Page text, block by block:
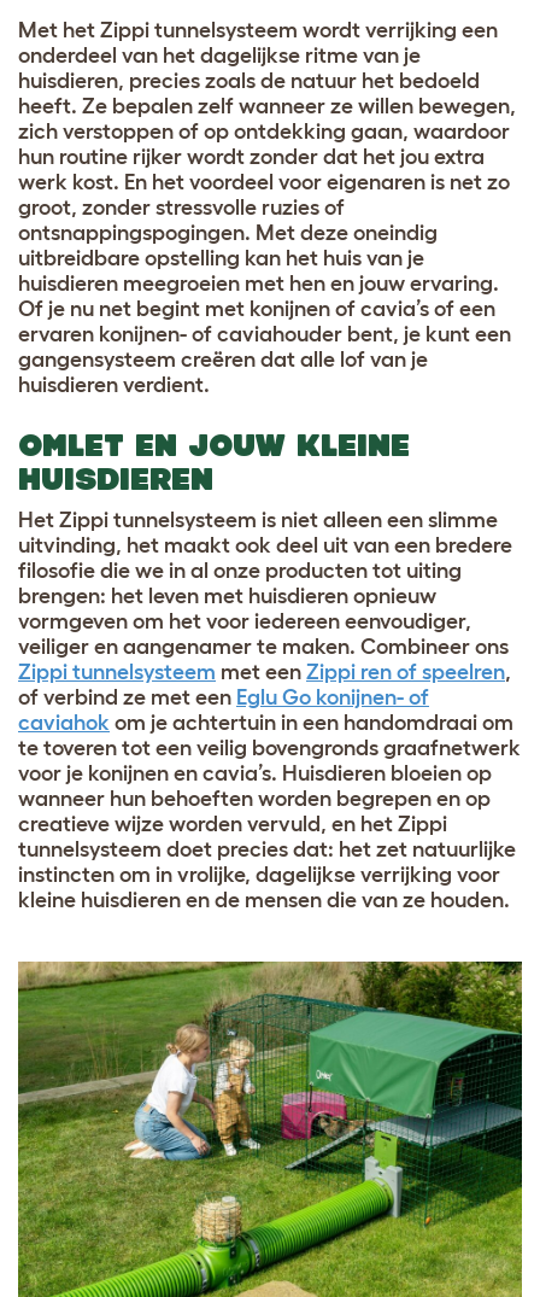
Met het Zippi tunnelsysteem wordt verrijking een
onderdeel van het dagelijkse ritme van je
huisdieren, precies zoals de natuur het bedoeld
heeft. Ze bepalen zelf wanneer ze willen bewegen,
zich verstoppen of op ontdekking gaan, waardoor
hun routine rijker wordt zonder dat het jou extra
werk kost. En het voordeel voor eigenaren is net zo
groot, zonder stressvolle ruzies of
ontsnappingspogingen. Met deze oneindig
uitbreidbare opstelling kan het huis van je
huisdieren meegroeien met hen en jouw ervaring.
Of je nu net begint met konijnen of cavia’s of een
ervaren konijnen- of caviahouder bent, je kunt een
gangensysteem creëren dat alle lof van je
huisdieren verdient.
OMLET EN JOUW KLEINE
HUISDIEREN
Het Zippi tunnelsysteem is niet alleen een slimme
uitvinding, het maakt ook deel uit van een bredere
filosofie die we in al onze producten tot uiting
brengen: het leven met huisdieren opnieuw
vormgeven om het voor iedereen eenvoudiger,
veiliger en aangenamer te maken. Combineer ons
Zippi tunnelsysteem met een Zippi ren of speelren,
of verbind ze met een Eglu Go konijnen- of
caviahok om je achtertuin in een handomdraai om
te toveren tot een veilig bovengronds graafnetwerk
voor je konijnen en cavia’s. Huisdieren bloeien op
wanneer hun behoeften worden begrepen en op
creatieve wijze worden vervuld, en het Zippi
tunnelsysteem doet precies dat: het zet natuurlijke
instincten om in vrolijke, dagelijkse verrijking voor
kleine huisdieren en de mensen die van ze houden.